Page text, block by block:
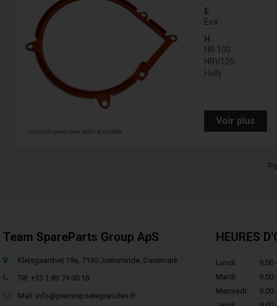
La photo peut varier selon le modèle
E
Eva
H
HR 100
HRV120
Holly
Voir plus
Team SpareParts Group ApS
Klejsgaardvej 19a, 7130 Juelsminde, Danemark
Tél: +33 1 83 79 00 18
Mail: info@piecespoelegranules.fr
HEURES
Lundi:
9.00
Mardi:
9.00
Mercredi:
9.00